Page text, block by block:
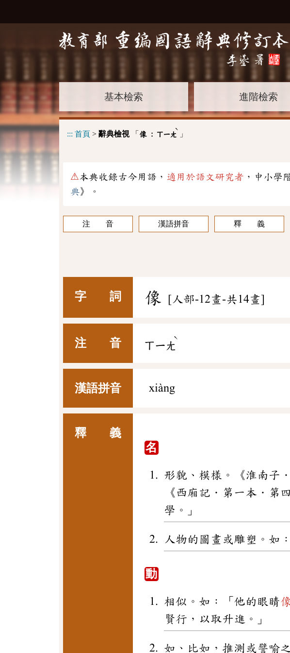
基本檢索 進階檢索
::: 首頁 > 辭典檢視「 像 : ㄒㄧㄤ
ˋ
」
⚠本典收錄古今用語， 適用於語文研究者 ，中小學
典》。
注 音 漢語拼音 釋 義
字 詞 像 [人部-12畫-共14畫]
注 音 ㄒㄧㄤ
ˋ
漢語拼音 xiàng
釋 義
名
形貌、模樣。《淮南子
《西廂記．第一本．第
學。」
人物的圖畫或雕塑。如
動
相似。如：「他的眼睛像
賢行，以取升進。」
如、比如，推測或譬喻